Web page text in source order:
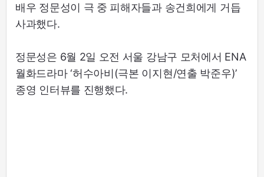
배우 정문성이 극 중 피해자들과 송건희에게 거듭
사과했다.
정문성은 6월 2일 오전 서울 강남구 모처에서 ENA
월화드라마 ‘허수아비(극본 이지현/연출 박준우)’
종영 인터뷰를 진행했다.